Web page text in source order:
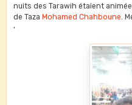
nuits des Tarawih étaient
de Taza Mohamed Chahboune .
,